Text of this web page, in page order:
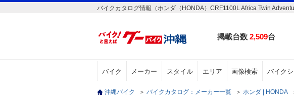
バイクカタログ情報（ホンダ（HONDA）CRF1100L Africa Twin
掲載台数 2,509台
バイク メーカー スタイル エリア 画像検索 バイク
沖縄バイク ＞ バイクカタログ：メーカー一覧 ＞ ホンダ | HONDA